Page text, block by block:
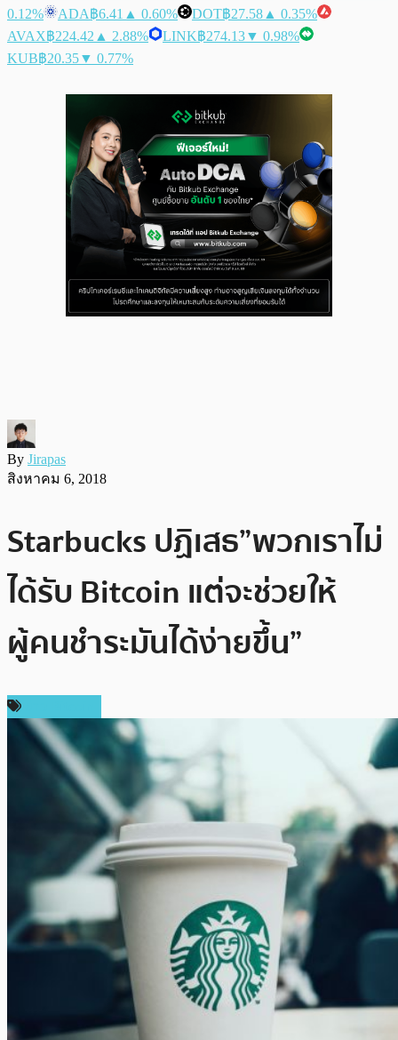
0.12%
ADA฿6.41 ▲ 0.60% DOT฿27.58 ▲ 0.35%
AVAX฿224.42 ▲ 2.88% LINK฿274.13▼ 0.98%
KUB฿20.35▼ 0.77%
By Jirapas
สิงหาคม 6, 2018
Starbucks ปฏิเสธ”พวกเราไม่
ได้รับ Bitcoin แต่จะช่วยให้
ผู้คนชำระมันได้ง่ายขึ้น”